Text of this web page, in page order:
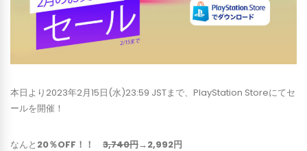
本日より2023年2月15日(水)23:59 JSTまで、PlayStation Storeにてセ
ールを開催！
なんと 20％OFF！！ 3,740円→2,992円